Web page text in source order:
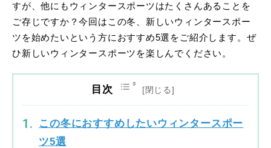
すが、他にもウィンタースポーツはたくさんあることを
ご存じですか？今回はこの冬、新しいウィンタースポー
ツを始めたいという方におすすめ5選をご紹介します。ぜ
ひ新しいウィンタースポーツを楽しんでください。
目次
この冬におすすめしたいウィンタースポー
ツ5選